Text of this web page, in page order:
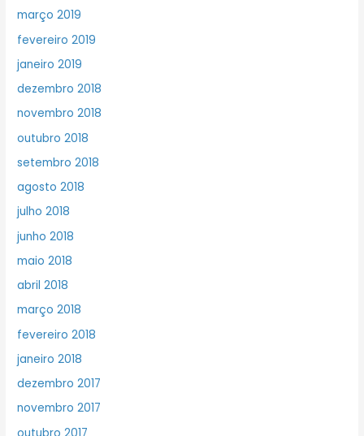
março 2019
fevereiro 2019
janeiro 2019
dezembro 2018
novembro 2018
outubro 2018
setembro 2018
agosto 2018
julho 2018
junho 2018
maio 2018
abril 2018
março 2018
fevereiro 2018
janeiro 2018
dezembro 2017
novembro 2017
outubro 2017